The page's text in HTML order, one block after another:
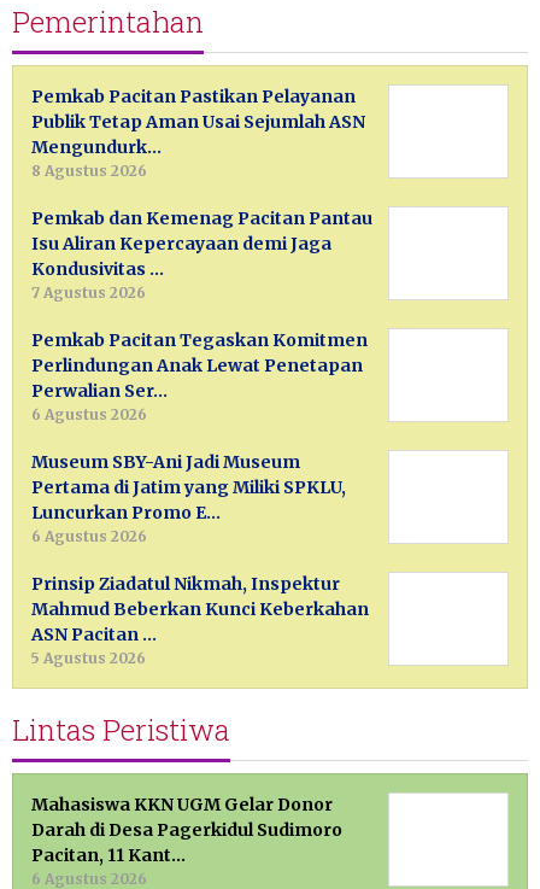
Pemerintahan
Pemkab Pacitan Pastikan Pelayanan
Publik Tetap Aman Usai Sejumlah ASN
Mengundurk…
8 Agustus 2026
Pemkab dan Kemenag Pacitan Pantau
Isu Aliran Kepercayaan demi Jaga
Kondusivitas …
7 Agustus 2026
Pemkab Pacitan Tegaskan Komitmen
Perlindungan Anak Lewat Penetapan
Perwalian Ser…
6 Agustus 2026
Museum SBY-Ani Jadi Museum
Pertama di Jatim yang Miliki SPKLU,
Luncurkan Promo E…
6 Agustus 2026
Prinsip Ziadatul Nikmah, Inspektur
Mahmud Beberkan Kunci Keberkahan
ASN Pacitan …
5 Agustus 2026
Lintas Peristiwa
Mahasiswa KKN UGM Gelar Donor
Darah di Desa Pagerkidul Sudimoro
Pacitan, 11 Kant…
6 Agustus 2026